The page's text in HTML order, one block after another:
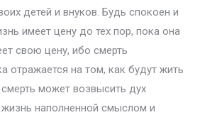
детей и внуков. Будь спокоен и
имеет цену до тех пор, пока она
свою цену, ибо смерть
отражается на том, как будут жить
может возвысить дух
наполненной смыслом и